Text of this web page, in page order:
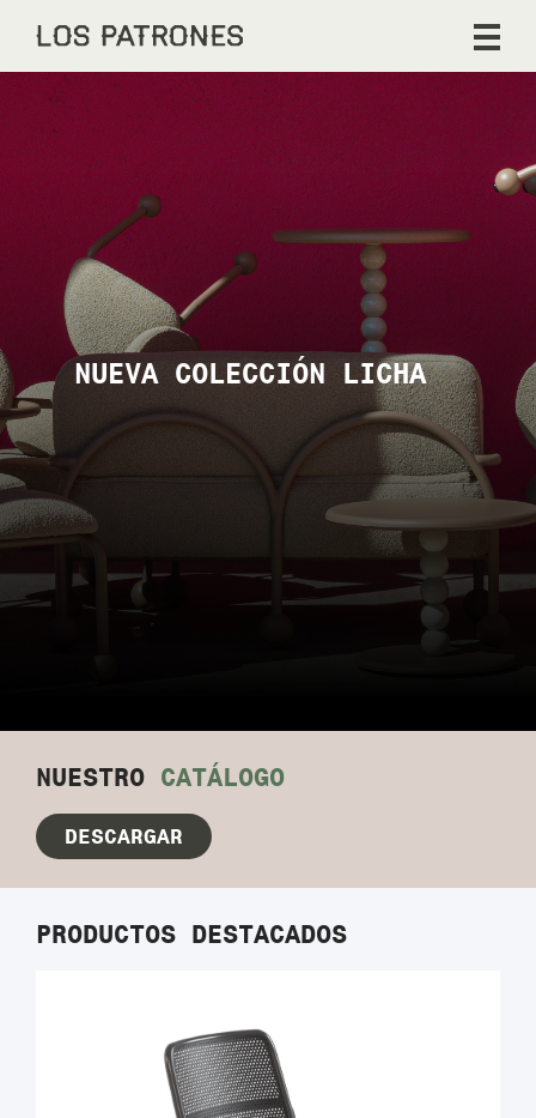
NUEVA COLECCIÓN LICHA
NUESTRO CATÁLOGO
DESCARGAR
PRODUCTOS DESTACADOS